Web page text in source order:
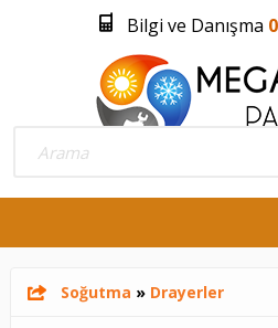
Bilgi ve Danışma
Üye Girişi Üye
Soğutma » Drayerler